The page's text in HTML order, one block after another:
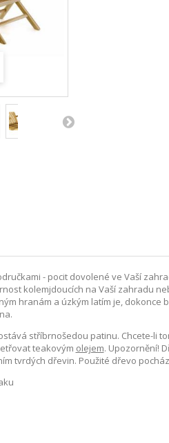
- pocit dovolené ve Vaší
kolemjdoucích na Vaší zahradu
hranám a úzkým latím je, dokonce
stříbrnošedou patinu. Chcete-li
teakovým olejem. Upozornění!
tvrdých dřevin. Použité dřevo